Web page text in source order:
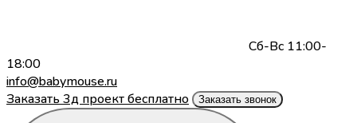
Сб-Вс 11:00-
18:00
info@babymouse.ru
Заказать 3д проект бесплатно
Заказать звонок